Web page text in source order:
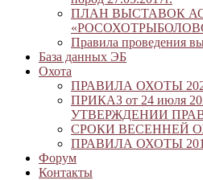
ПЛАН ВЫСТАВОК
Правила проведения
База данных ЭБ
Охота
ПРАВИЛА ОХОТЫ
ПРИКАЗ от 24 июля
УТВЕРЖДЕНИИ
СРОКИ ВЕСЕННЕЙ
ПРАВИЛА ОХОТЫ
Форум
Контакты